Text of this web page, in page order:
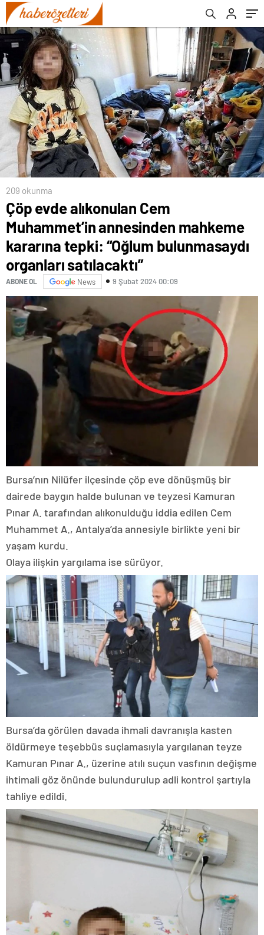
“Oğlum bulunmasaydı organları satılacaktı”
209 okunma
Çöp evde alıkonulan Cem
Muhammet’in annesinden mahkeme
kararına tepki: “Oğlum bulunmasaydı
organları satılacaktı”
ABONE OL News 9 Şubat 2024 00:09
Bursa’nın Nilüfer ilçesinde çöp eve dönüşmüş bir
dairede baygın halde bulunan ve teyzesi Kamuran
Pınar A. tarafından alıkonulduğu iddia edilen Cem
Muhammet A., Antalya’da annesiyle birlikte yeni bir
yaşam kurdu.
Olaya ilişkin yargılama ise sürüyor.
Bursa’da görülen davada ihmali davranışla kasten
öldürmeye teşebbüs suçlamasıyla yargılanan teyze
Kamuran Pınar A., üzerine atılı suçun vasfının değişme
ihtimali göz önünde bulundurulup adli kontrol şartıyla
tahliye edildi.